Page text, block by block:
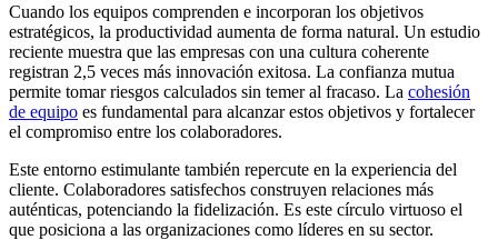
Cuando los equipos comprenden e incorporan los objetivos
estratégicos, la productividad aumenta de forma natural. Un estudio
reciente muestra que las empresas con una cultura coherente
registran 2,5 veces más innovación exitosa. La confianza mutua
permite tomar riesgos calculados sin temer al fracaso. La cohesión
de equipo es fundamental para alcanzar estos objetivos y fortalecer
el compromiso entre los colaboradores.
Este entorno estimulante también repercute en la experiencia del
cliente. Colaboradores satisfechos construyen relaciones más
auténticas, potenciando la fidelización. Es este círculo virtuoso el
que posiciona a las organizaciones como líderes en su sector.